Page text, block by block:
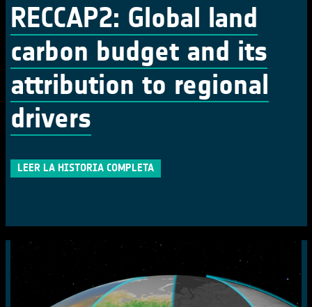
RECCAP2: Global land
carbon budget and its
attribution to regional
drivers
LEER LA HISTORIA COMPLETA